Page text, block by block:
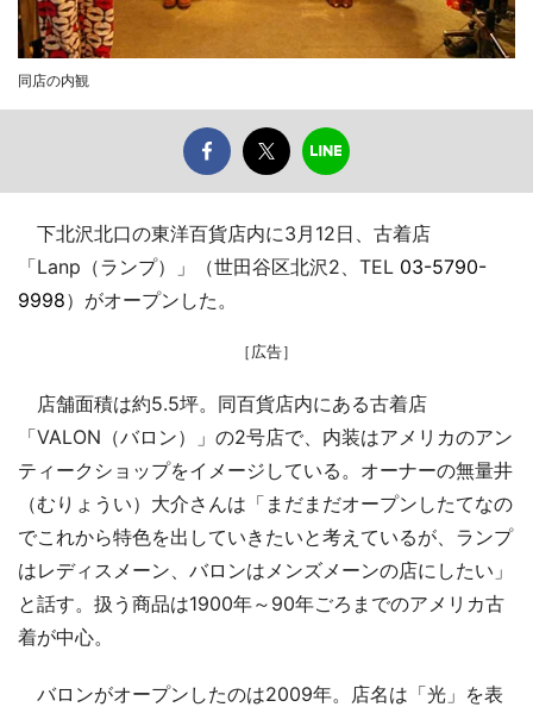
同店の内観
下北沢北口の東洋百貨店内に3月12日、古着店
「Lanp（ランプ）」（世田谷区北沢2、TEL 03-5790-
9998）がオープンした。
［広告］
店舗面積は約5.5坪。同百貨店内にある古着店
「VALON（バロン）」の2号店で、内装はアメリカのアン
ティークショップをイメージしている。オーナーの無量井
（むりょうい）大介さんは「まだまだオープンしたてなの
でこれから特色を出していきたいと考えているが、ランプ
はレディスメーン、バロンはメンズメーンの店にしたい」
と話す。扱う商品は1900年～90年ごろまでのアメリカ古
着が中心。
バロンがオープンしたのは2009年。店名は「光」を表